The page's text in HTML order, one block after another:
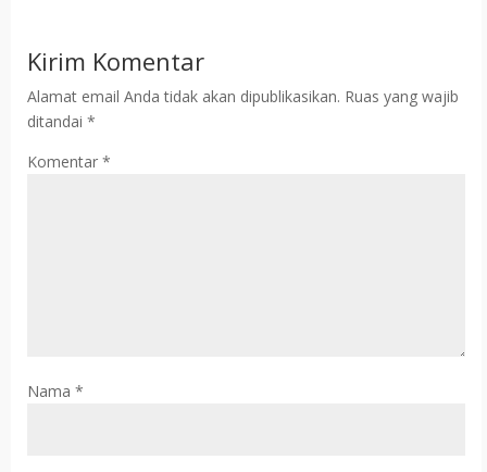
Kirim Komentar
Alamat email Anda tidak akan dipublikasikan. Ruas yang wajib
ditandai *
Komentar *
Nama *